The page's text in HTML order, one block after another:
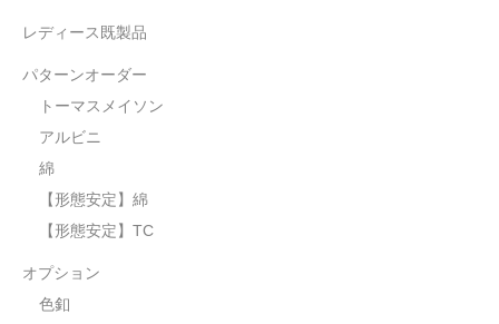
レディース既製品
パターンオーダー
トーマスメイソン
アルビニ
綿
【形態安定】綿
【形態安定】TC
オプション
色釦